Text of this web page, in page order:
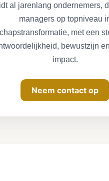
al jarenlang ondernemers,
managers op topniveau
met een
bewustzijn
impact.
Neem contact op